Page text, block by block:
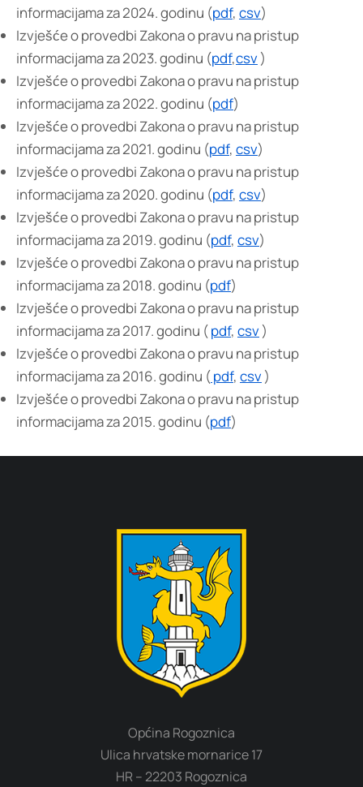
informacijama za 2024. godinu (pdf, csv)
Izvješće o provedbi Zakona o pravu na pristup
informacijama za 2023. godinu (pdf,csv )
Izvješće o provedbi Zakona o pravu na pristup
informacijama za 2022. godinu (pdf)
Izvješće o provedbi Zakona o pravu na pristup
informacijama za 2021. godinu (pdf, csv)
Izvješće o provedbi Zakona o pravu na pristup
informacijama za 2020. godinu (pdf, csv)
Izvješće o provedbi Zakona o pravu na pristup
informacijama za 2019. godinu (pdf, csv)
Izvješće o provedbi Zakona o pravu na pristup
informacijama za 2018. godinu (pdf)
Izvješće o provedbi Zakona o pravu na pristup
informacijama za 2017. godinu (pdf, csv )
Izvješće o provedbi Zakona o pravu na pristup
informacijama za 2016. godinu (pdf, csv )
Izvješće o provedbi Zakona o pravu na pristup
informacijama za 2015. godinu (pdf)
Općina Rogoznica
Ulica hrvatske mornarice 17
HR – 22203 Rogoznica